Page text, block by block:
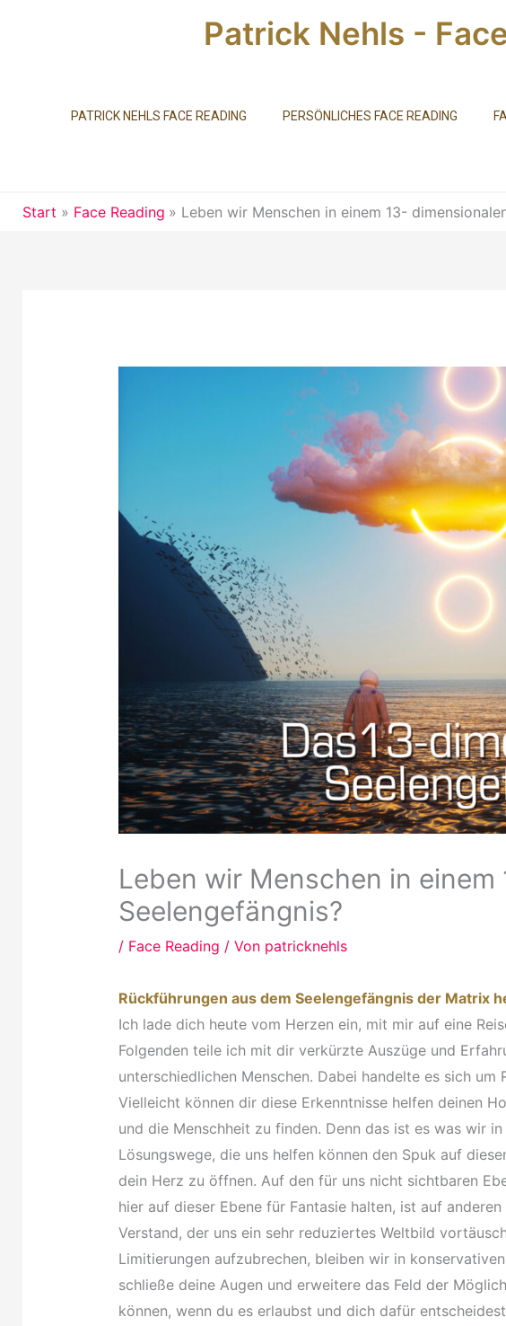
Patrick Nehls -
PATRICK NEHLS FACE READING PERSÖNLICHES FACE READING
Start Face Reading Leben wir Menschen in einem 13-
Leben wir Menschen in
Seelengefängnis?
/ Face Reading / Von patricknehls
Rückführungen aus dem Seelengefängnis der Matrix
Ich lade dich heute vom Herzen ein, mit mir auf eine
Folgenden teile ich mit dir verkürzte Auszüge und
unterschiedlichen Menschen. Dabei handelte es sich
Vielleicht können dir diese Erkenntnisse helfen deinen
und die Menschheit zu finden. Denn das ist es was wir
Lösungswege, die uns helfen können den Spuk auf
dein Herz zu öffnen. Auf den für uns nicht sichtbaren
hier auf dieser Ebene für Fantasie halten, ist auf
Verstand, der uns ein sehr reduziertes Weltbild
Limitierungen aufzubrechen, bleiben wir in
schließe deine Augen und erweitere das Feld der
können, wenn du es erlaubst und dich dafür